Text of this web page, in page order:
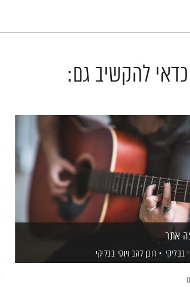
כדאי להקשיב גם:
אתר
בבליקי רובן להב ויוסי בבליקי